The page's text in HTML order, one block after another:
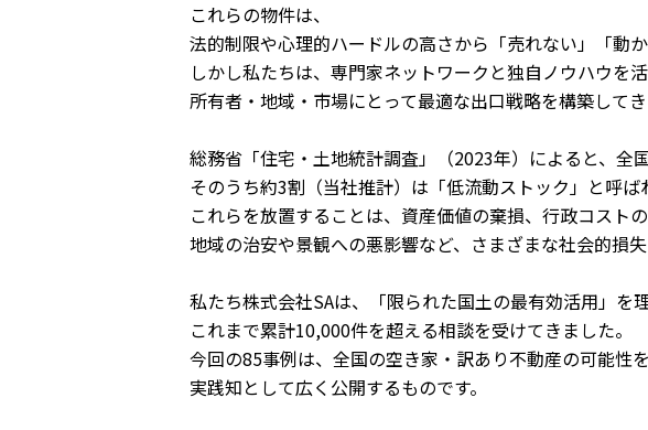
これらの物件は、
法的制限や心理的ハードルの高さから「売れない」「動
しかし私たちは、専門家ネットワークと独自ノウハウを活
所有者・地域・市場にとって最適な出口戦略を構築してき
総務省「住宅・土地統計調査」（2023年）によると、全
そのうち約3割（当社推計）は「低流動ストック」と呼ば
これらを放置することは、資産価値の棄損、行政コストの
地域の治安や景観への悪影響など、さまざまな社会的損失
私たち株式会社SAは、「限られた国土の最有効活用」を理
これまで累計10,000件を超える相談を受けてきました。
今回の85事例は、全国の空き家・訳あり不動産の可能性
実践知として広く公開するものです。